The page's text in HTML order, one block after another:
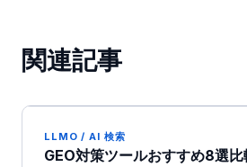
関連記事
LLMO / AI 検索
GEO対策ツールおすすめ8選